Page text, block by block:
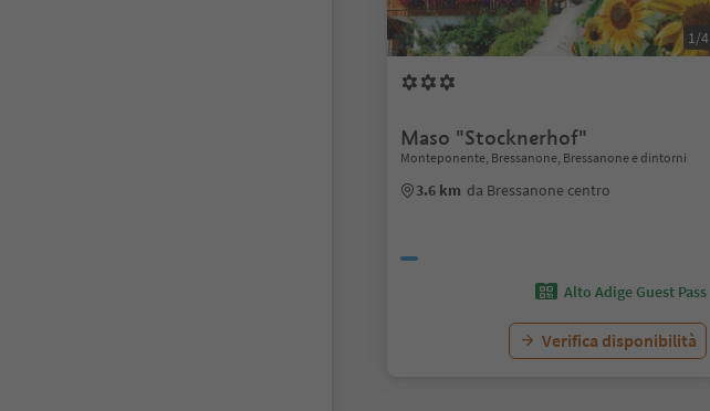
1/4
Maso "Stocknerhof"
Monteponente, Bressanone, Bressanone e dintorni
3.6 km da Bressanone centro
Alto Adige Guest Pass
Verifica disponibilità